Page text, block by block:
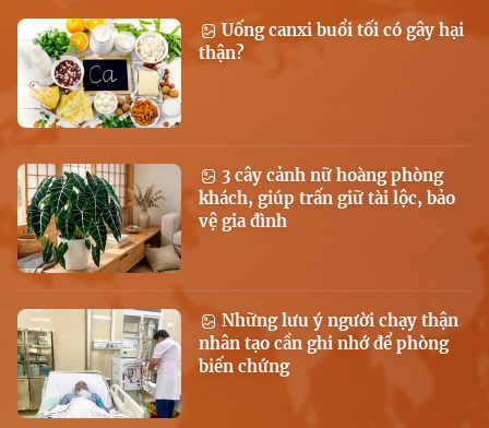
Uống canxi buổi tối có gây hại
thận?
3 cây cảnh nữ hoàng phòng
khách, giúp trấn giữ tài lộc, bảo
vệ gia đình
Những lưu ý người chạy thận
nhân tạo cần ghi nhớ để phòng
biến chứng